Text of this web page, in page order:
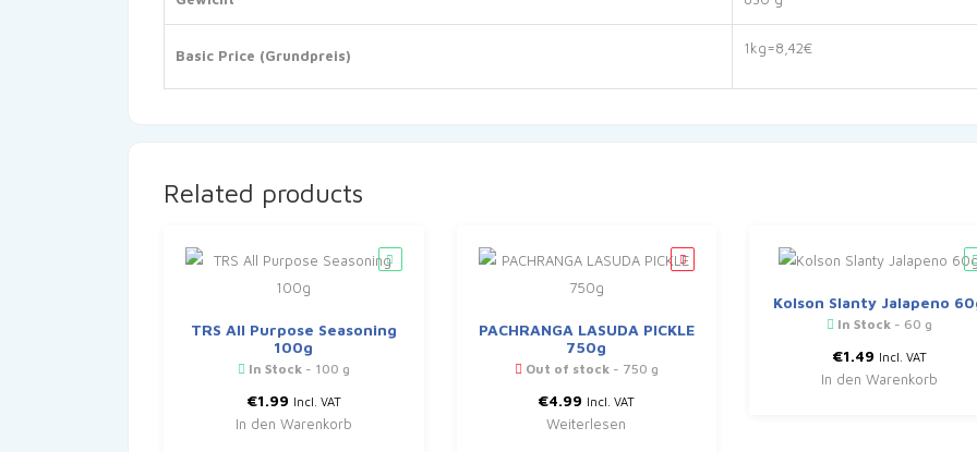
Basic Price (Grundpreis) 1kg=8,42€
Related products
TRS All Purpose Seasoning
100g
In Stock- 100 g
€1.99 Incl. VAT
In den Warenkorb
PACHRANGA LASUDA PICKLE
750g
Out of stock- 750 g
€4.99 Incl. VAT
Weiterlesen
Kolson Slanty Jalapeno
In Stock- 60 g
€1.49 Incl. VAT
In den Warenkorb